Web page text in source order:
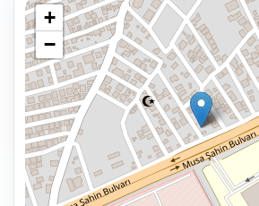
+
−